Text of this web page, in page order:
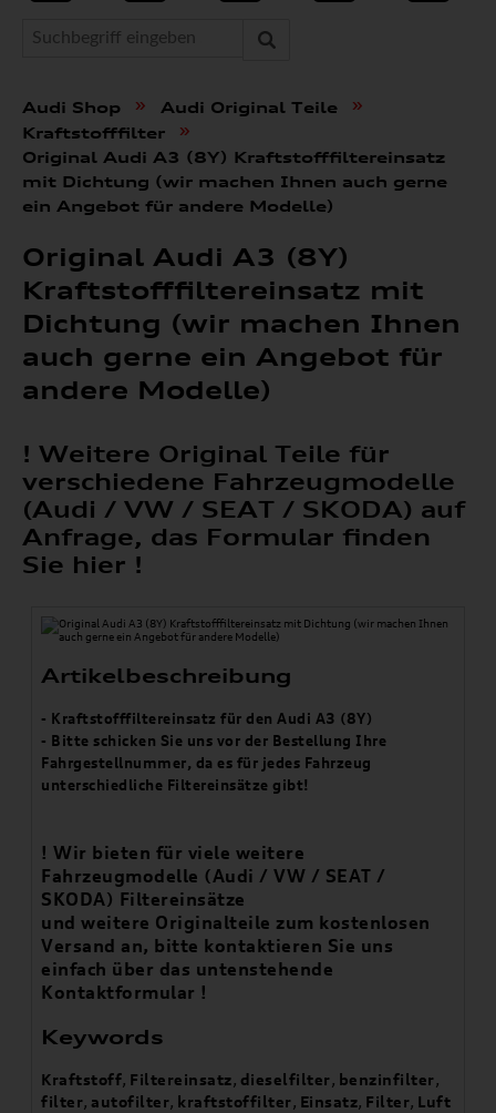
Audi Shop » Audi Original Teile »
Kraftstofffilter »
Original Audi A3 (8Y) Kraftstofffiltereinsatz
mit Dichtung (wir machen Ihnen auch gerne
ein Angebot für andere Modelle)
Original Audi A3 (8Y)
Kraftstofffiltereinsatz mit
Dichtung (wir machen Ihnen
auch gerne ein Angebot für
andere Modelle)
! Weitere Original Teile für
verschiedene Fahrzeugmodelle
(Audi / VW / SEAT / SKODA) auf
Anfrage, das Formular finden
Sie hier !
Artikelbeschreibung
- Kraftstofffiltereinsatz für den Audi A3 (8Y)
- Bitte schicken Sie uns vor der Bestellung Ihre
Fahrgestellnummer, da es für jedes Fahrzeug
unterschiedliche Filtereinsätze gibt!
! Wir bieten für viele weitere
Fahrzeugmodelle (Audi / VW / SEAT /
SKODA) Filtereinsätze
und weitere Originalteile zum kostenlosen
Versand an, bitte kontaktieren Sie uns
einfach über das untenstehende
Kontaktformular !
Keywords
Kraftstoff, Filtereinsatz, dieselfilter, benzinfilter,
filter, autofilter, kraftstoffilter, Einsatz, Filter, Luft